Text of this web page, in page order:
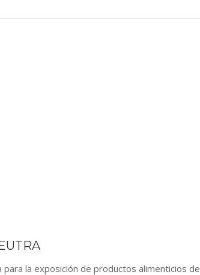
para la exposición de productos alimenticios de